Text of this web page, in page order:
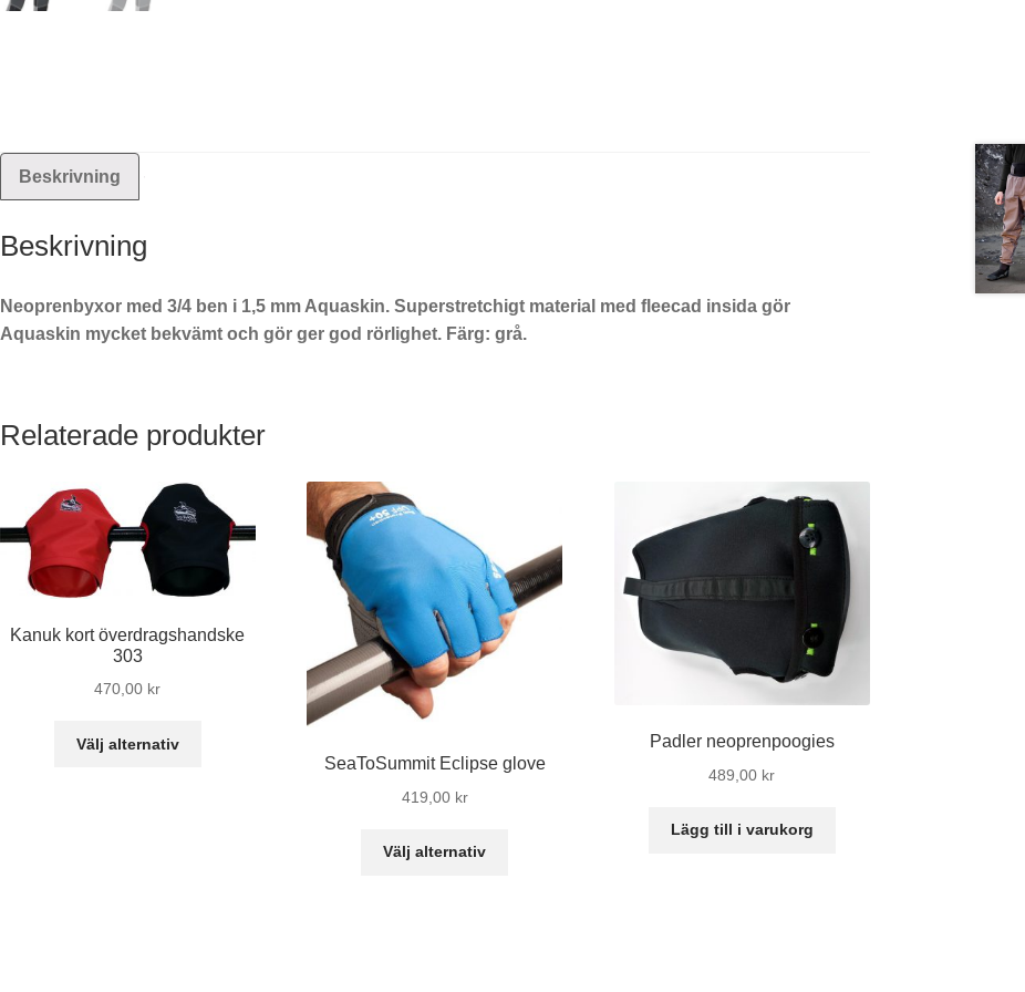
Beskrivning
Beskrivning
Neoprenbyxor med 3/4 ben i 1,5 mm Aquaskin. Superstretchigt material med fleecad insida gör
Aquaskin mycket bekvämt och gör ger god rörlighet. Färg: grå.
Relaterade produkter
Kanuk kort överdragshandske
303
470,00 kr
Välj alternativ
SeaToSummit Eclipse glove
419,00 kr
Välj alternativ
Padler neoprenpoogies
489,00 kr
Lägg till i varukorg